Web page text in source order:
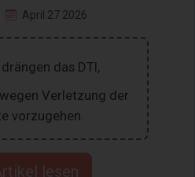
April 27 2026
das DTI,
Verletzung der
vorzugehen.
lesen